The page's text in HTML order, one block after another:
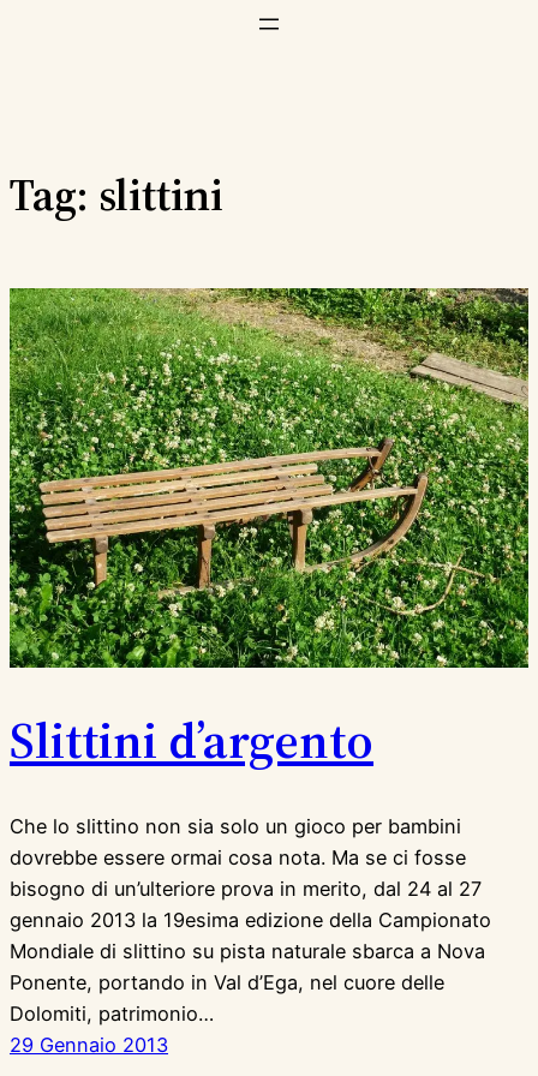
Tag: slittini
Slittini d’argento
Che lo slittino non sia solo un gioco per bambini
dovrebbe essere ormai cosa nota. Ma se ci fosse
bisogno di un’ulteriore prova in merito, dal 24 al 27
gennaio 2013 la 19esima edizione della Campionato
Mondiale di slittino su pista naturale sbarca a Nova
Ponente, portando in Val d’Ega, nel cuore delle
Dolomiti, patrimonio…
29 Gennaio 2013